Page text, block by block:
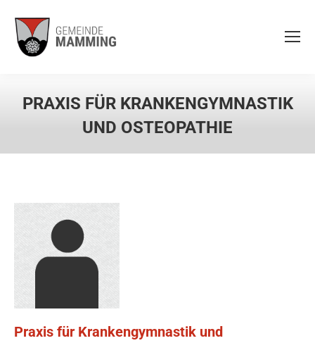
PRAXIS FÜR KRANKENGYMNASTIK
UND OSTEOPATHIE
Praxis für Krankengymnastik und